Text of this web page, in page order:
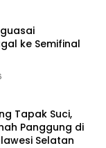
ke Semifinal
Tapak Suci,
Panggung di
Selatan